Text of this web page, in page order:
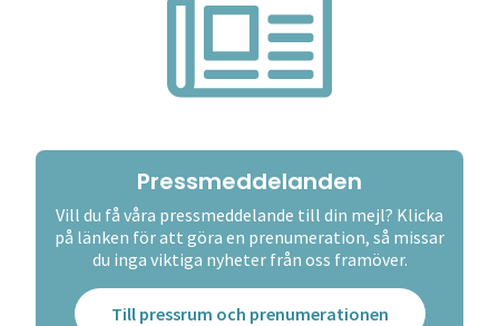
Pressmeddelanden
Vill du få våra pressmeddelande till din mejl? Klicka
på länken för att göra en prenumeration, så missar
du inga viktiga nyheter från oss framöver.
Till pressrum och prenumerationen